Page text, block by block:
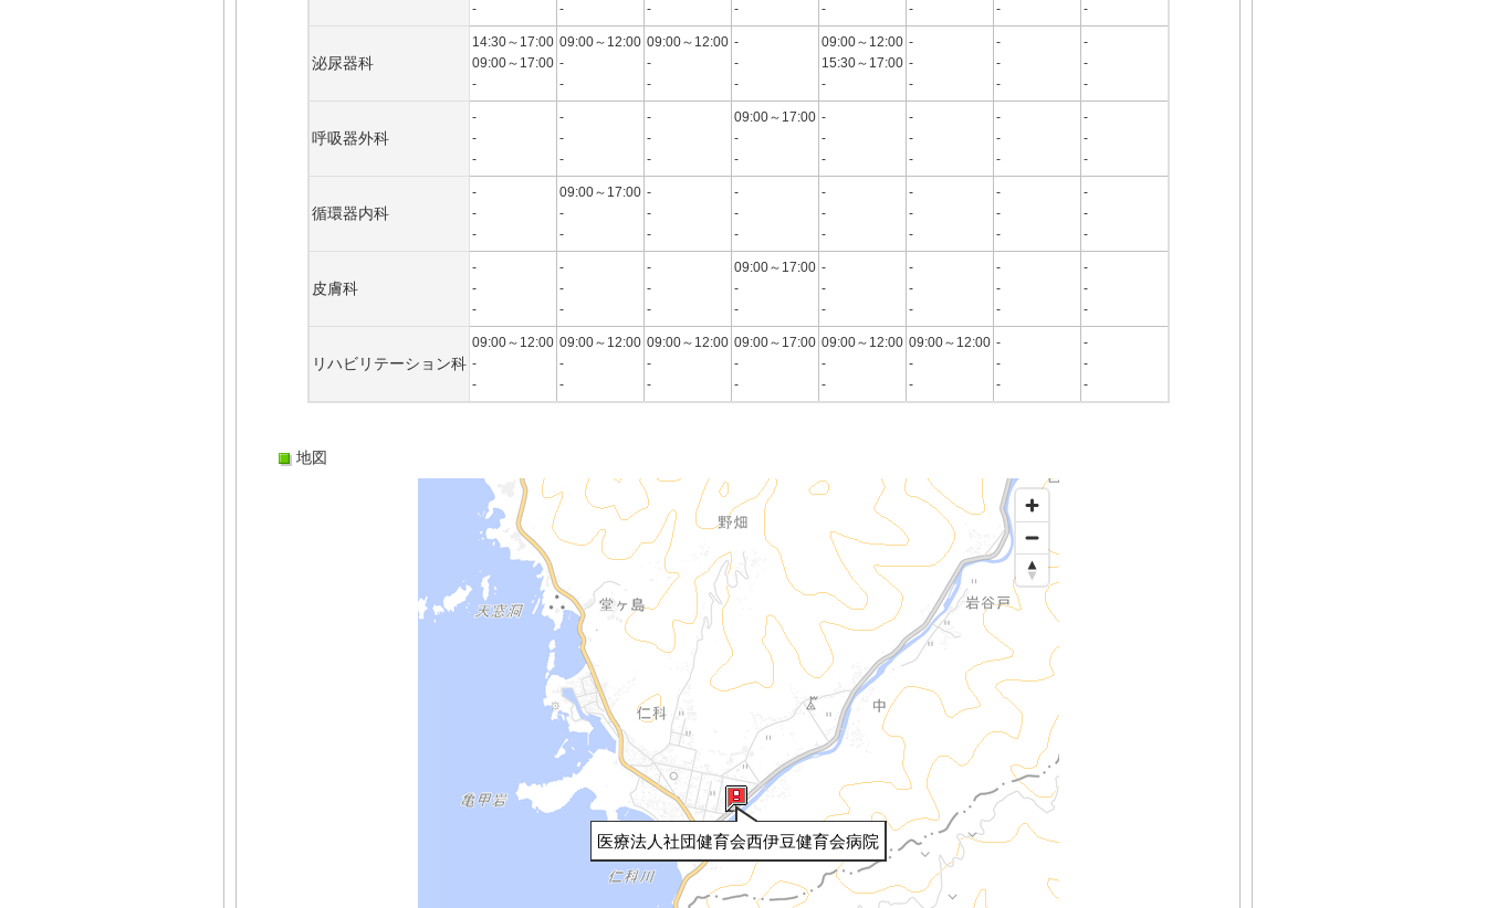
-
-
-
-
-
-
-
-
泌尿器科
14:30～17:00
09:00～17:00
-
09:00～12:00
-
-
09:00～12:00
-
-
-
-
-
09:00～12:00
15:30～17:00
-
-
-
-
-
-
-
-
-
-
呼吸器外科
-
-
-
-
-
-
-
-
-
09:00～17:00
-
-
-
-
-
-
-
-
-
-
-
-
-
-
循環器内科
-
-
-
09:00～17:00
-
-
-
-
-
-
-
-
-
-
-
-
-
-
-
-
-
-
-
-
皮膚科
-
-
-
-
-
-
-
-
-
09:00～17:00
-
-
-
-
-
-
-
-
-
-
-
-
-
-
リハビリテーション科
09:00～12:00
-
-
09:00～12:00
-
-
09:00～12:00
-
-
09:00～17:00
-
-
09:00～12:00
-
-
09:00～12:00
-
-
-
-
-
-
-
-
地図
医療法人社団健育会西伊豆健育会病院